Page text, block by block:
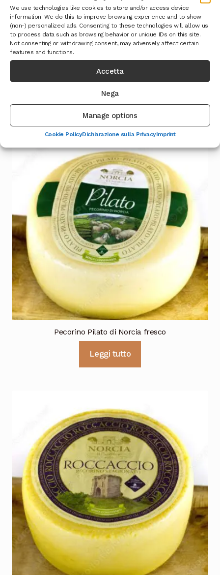
We use technologies like cookies to store and/or access device
information. We do this to improve browsing experience and to show
(non-) personalized ads. Consenting to these technologies will allow us
to process data such as browsing behavior or unique IDs on this site.
Not consenting or withdrawing consent, may adversely affect certain
features and functions.
Accetta
Nega
Manage options
Cookie PolicyDichiarazione sulla PrivacyImprint
Pecorino Pilato di Norcia fresco
Leggi tutto